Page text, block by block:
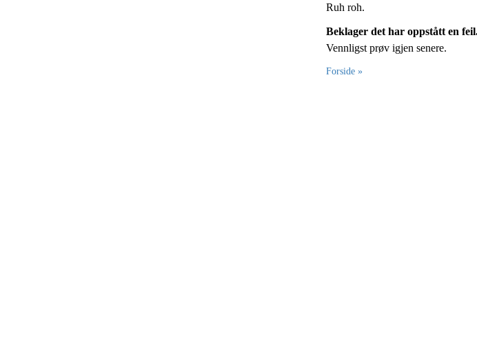
Ruh roh.
Beklager det har oppstått en
Vennligst prøv igjen senere.
Forside »